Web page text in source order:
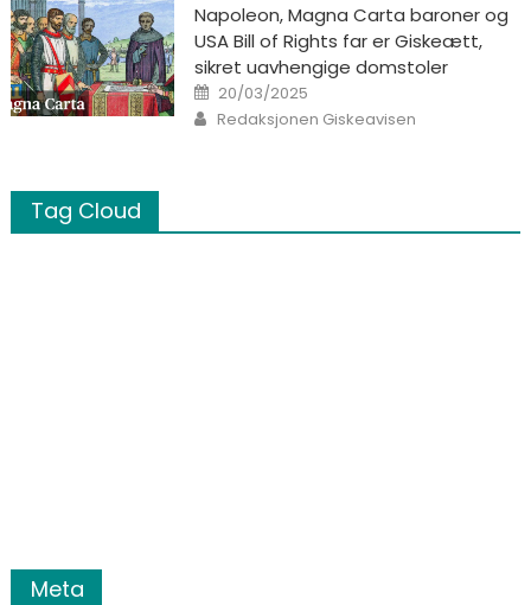
Napoleon, Magna Carta baroner og
USA Bill of Rights far er Giskeætt,
sikret uavhengige domstoler
Posted on
20/03/2025
Author
Redaksjonen Giskeavisen
Tag Cloud
Meta